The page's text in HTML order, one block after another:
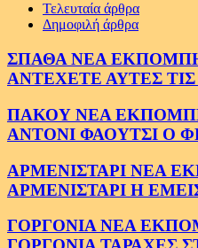
Τελευταία άρθρα
Δημοφιλή άρθρα
ΣΠΑΘΑ ΝΕΑ ΕΚΠΟΜΠΗ
ΑΝΤΕΧΕΤΕ ΑΥΤΕΣ
ΠΑΚΟΥ ΝΕΑ ΕΚΠΟΜΠΗ
ΑΝΤΟΝΙ ΦΑΟΥΤΣΙ Ο
ΑΡΜΕΝΙΣΤΑΡΙ ΝΕΑ
ΑΡΜΕΝΙΣΤΑΡΙ Η
ΓΟΡΓΟΝΙΑ ΝΕΑ